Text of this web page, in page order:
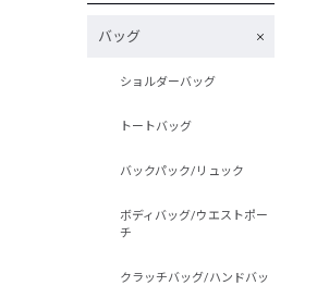
バッグ
ショルダーバッグ
トートバッグ
バックパック/リュック
ボディバッグ/ウエストポー
チ
クラッチバッグ/ハンドバッ